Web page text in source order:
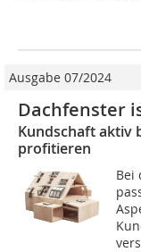
Ausgabe 07/2024
Dachfenster
Kundschaft aktiv
profitieren
Bei